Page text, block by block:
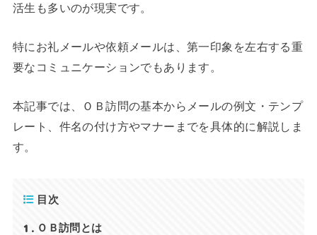
活生も多いのが現実です。
特にお礼メールや依頼メールは、第一印象を左右する重
要なコミュニケーションでもあります。
本記事では、ＯＢ訪問の基本からメールの例文・テンプ
レート、件名の付け方やマナーまでを具体的に解説しま
す。
目次
1 ＯＢ訪問とは